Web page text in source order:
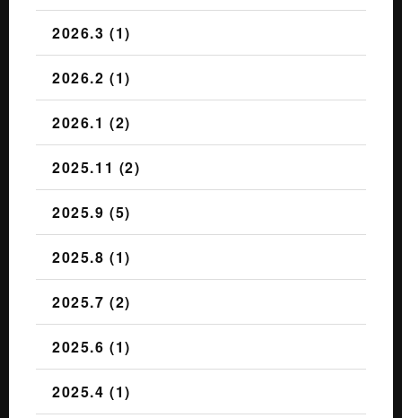
2026.3 (1)
2026.2 (1)
2026.1 (2)
2025.11 (2)
2025.9 (5)
2025.8 (1)
2025.7 (2)
2025.6 (1)
2025.4 (1)